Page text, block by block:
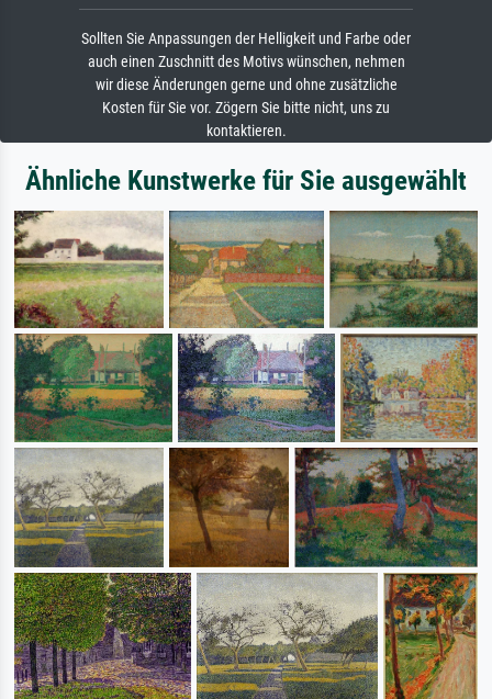
Sollten Sie Anpassungen der Helligkeit und Farbe oder
auch einen Zuschnitt des Motivs wünschen, nehmen
wir diese Änderungen gerne und ohne zusätzliche
Kosten für Sie vor. Zögern Sie bitte nicht, uns zu
kontaktieren.
Ähnliche Kunstwerke für Sie ausgewählt